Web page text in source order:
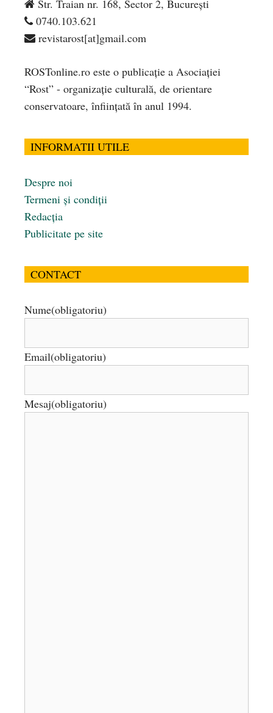
Str. Traian nr. 168, Sector 2, București
0740.103.621
revistarost[at]gmail.com
ROSTonline.ro este o publicaţie a Asociaţiei
“Rost” - organizaţie culturală, de orientare
conservatoare, înfiinţată în anul 1994.
INFORMATII UTILE
Despre noi
Termeni și condiții
Redacția
Publicitate pe site
CONTACT
Nume(obligatoriu)
Email(obligatoriu)
Mesaj(obligatoriu)